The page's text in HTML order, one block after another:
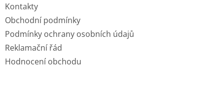
Kontakty
Obchodní podmínky
Podmínky ochrany osobních údajů
Reklamační řád
Hodnocení obchodu